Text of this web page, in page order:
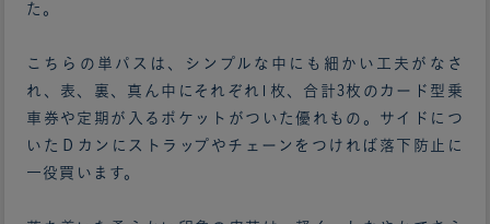
た。
こちらの単パスは、シンプルな中にも細かい工夫がなさ
れ、表、裏、真ん中にそれぞれ1枚、合計3枚のカード型乗
車券や定期が入るポケットがついた優れもの。サイドにつ
いたＤカンにストラップやチェーンをつければ落下防止に
一役買います。